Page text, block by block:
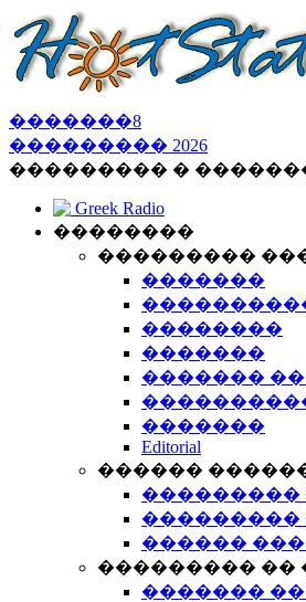
�������8
��������� 2026
��������� �
Greek Radio
��������
���������
�������
��������
�������
�������
�������
Editorial
������
���������
���������
������
��������� ��
�������